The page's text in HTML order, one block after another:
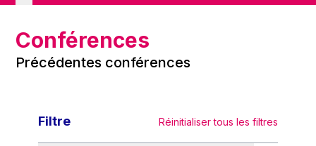
Conférences
Précédentes conférences
Filtre Réinitialiser tous les filtres